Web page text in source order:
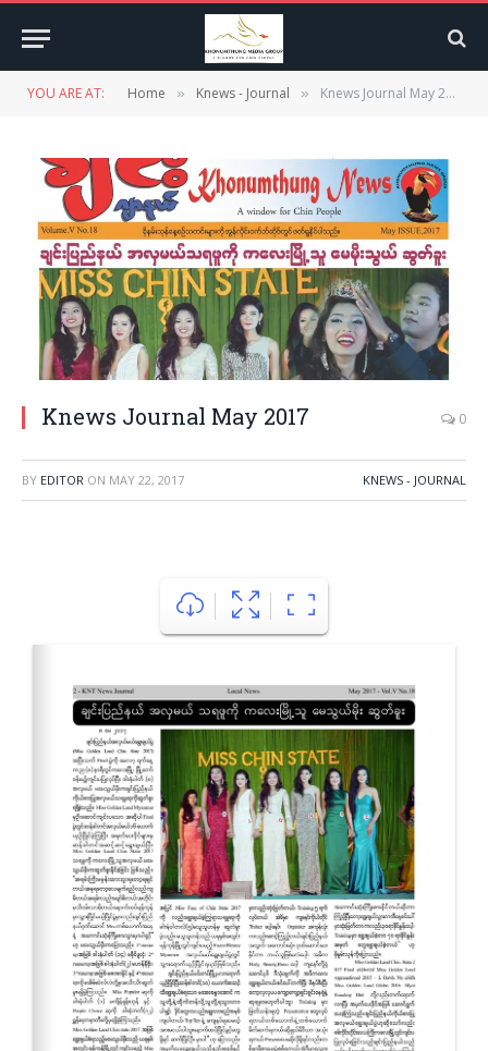
YOU ARE AT: Home » Knews - Journal » Knews Journal May 2017
Knews Journal May 2017 0
BY EDITOR ON MAY 22, 2017 KNEWS - JOURNAL